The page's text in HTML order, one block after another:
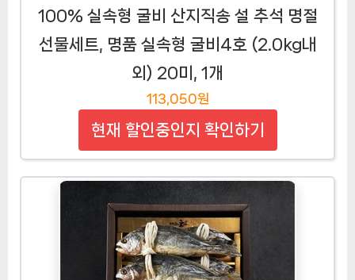
100% 실속형 굴비 산지직송 설 추석 명절
선물세트, 명품 실속형 굴비4호 (2.0kg내
외) 20미, 1개
113,050원
현재 할인중인지 확인하기